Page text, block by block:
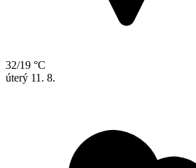
32/19 °C
úterý 11. 8.